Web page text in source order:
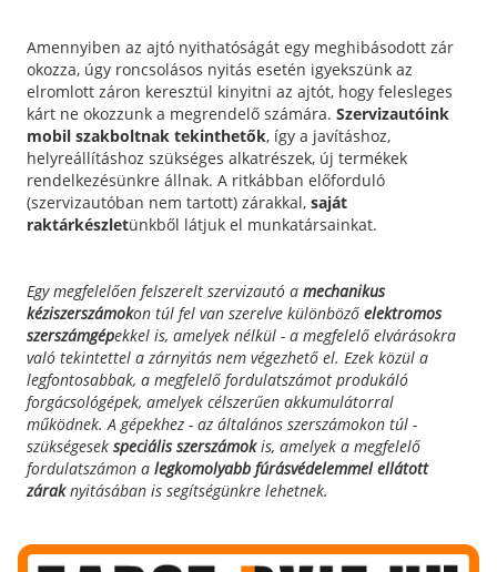
Amennyiben az ajtó nyithatóságát egy meghibásodott zár
okozza, úgy roncsolásos nyitás esetén igyekszünk az
elromlott záron keresztül kinyitni az ajtót, hogy felesleges
kárt ne okozzunk a megrendelő számára. Szervizautóink
mobil szakboltnak tekinthetők, így a javításhoz,
helyreállításhoz szükséges alkatrészek, új termékek
rendelkezésünkre állnak. A ritkábban előforduló
(szervizautóban nem tartott) zárakkal, saját
raktárkészletünkből látjuk el munkatársainkat.
Egy megfelelően felszerelt szervizautó a mechanikus
kéziszerszámokon túl fel van szerelve különböző elektromos
szerszámgépekkel is, amelyek nélkül - a megfelelő elvárásokra
való tekintettel a zárnyitás nem végezhető el. Ezek közül a
legfontosabbak, a megfelelő fordulatszámot produkáló
forgácsológépek, amelyek célszerűen akkumulátorral
működnek. A gépekhez - az általános szerszámokon túl -
szükségesek speciális szerszámokis, amelyek a megfelelő
fordulatszámon a legkomolyabb fúrásvédelemmel ellátott
záraknyitásában is segítségünkre lehetnek.